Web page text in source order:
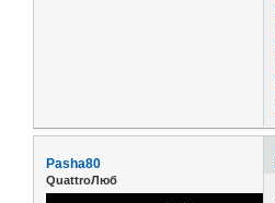
Pasha80
QuattroЛюб